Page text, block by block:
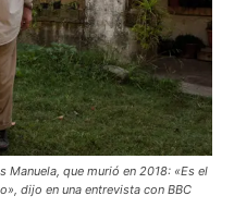
que murió en 2018: «Es el
dijo en una entrevista con BBC